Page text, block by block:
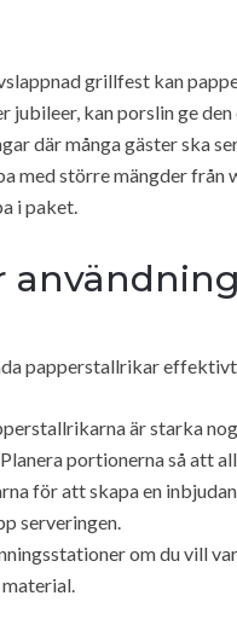
grillfest kan
kan porslin ge den
där många gäster ska
med större mängder från
i paket.
papperstallrikar
är starka
portionerna så att
för att skapa en
serveringen.
om du vill